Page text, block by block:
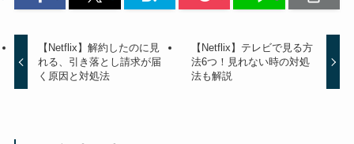
【Netflix】解約したのに見
れる、引き落とし請求が届
く原因と対処法
【Netflix】テレビで見る方
法6つ！見れない時の対処
法も解説